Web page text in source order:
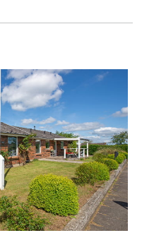
salgsvurdering, og vi
service. Og med
at vores kunder skal føle
processen igennem.
og støtter dig gennem
vi gennemgår boligens